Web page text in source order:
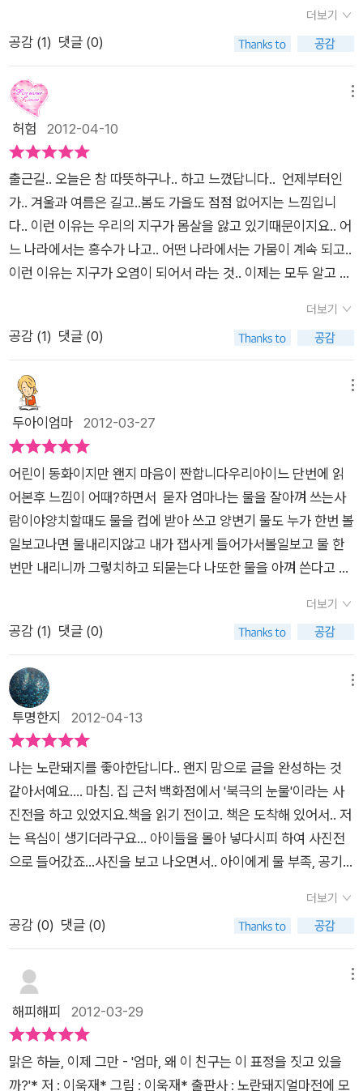
한 나라도 있는데, 세상 어딘가 물이 부족한 나라가 있단 말은 들
었는데, 막상 아이들 그림책으로 보고 나니 더욱 가슴이 먹먹해지
돗물의 물.우리가 물처럼 쓰듯 이라는 말처럼 쓰고 있는 이 물들
이 언제까지 이렇게 풍요로울 수 있을까요.사실 우리나라는 벌써
물 부족국가 대열에 들어섰다고 하는데 말입니다. 충격을 받은 맑
음이가 빗물을 모으려 합니다.일기를 쓰다 잠이 들었어요.내가 아
껴쓰는 만큼 아리안이 사는 동네에 비가 내리도록 해주세요맑은
하늘, 이제 그만 꼭 들어주세요. 정말 눈물이 나네요.아이와 함께
읽으며, 그래서 울 아들이 물 갖고 장난치고 그러면 안되는거야.
누구는 먹을 물도 없어서 세시간을 걸어다니며 기린 오줌으로 머
리를 식힌다잖니.하고 말을 해주었지만 아직 어린 42개월 아들
말이죠. 우리 아이가 조금만 조금만 더 크면 아리안의 이야기를
이해할 수 있겠지요?우리가 물 쓰듯. 물을 낭비하면 안된다는 것
을 말입니다.엄마인 저 역시 콸콸 수돗물을 틀고 설거지를 하고,
물을 틀고 손을 씻기에 반성이 되었네요.앞으론 좀더 지각있게 물
을 아껴 써야겠어요
싶어하는 메세지가 역시나 함축되어 있는 듯 합니다. 작가의 글을
보니, 어느날 TV 채널을 이리 저리 돌리다가, 아프리카의 물부족
되었답니다. 대단한 환경 운동가는 아니지만, 작가는 작은 실천들
을 통해 환경 사랑의 정신을 공유하고, 아프리카 대륙의 기아와
물부족 고통을 함께 나누기를 기대하고 있다고 하네요. 즉, '나비
니다. 책표지를 넘기면 제일 먼저 파란 하늘 그림이 나옵니다.
그리고 책장을 덮을 즈음, 그 파란 하늘에는 먹구름이 끼고 비가
주루룩 내립니다. <맑은 하늘, 이제 그만>을 읽은 독자라면, 오
히려 이런 먹구름에 미소를 띨지 모르겠습니다. 맑고 깨끗한 물이
간절한 수단의 8살 소녀 아리안이 이 비에 얼마나 함박 웃음 지을
지 상상될테니까요. 이욱재 작가님은 지구촌 환경 재앙 문제가
'남의 이야기, 먼나라 이야기'가 아니라 지구촌 모든 이들의 공통
과업임을 효과적인 이야기 장치로 보여줍니다. 바로 '물 펑펑나지
물값싸지, 물 아껴쓸 필요조차 못느끼게 풍요한 대한민국의 8살
아이 맑음이'와 '맑은 물을 구할 수 없어서 친한 친구가 병으로 저
세상에 가고, 마을의 우물을 차지하려 총칼로 유혈극벌이는 것을
목격해야 하는 수단의 8살 아이 아리안'의 이야기를 교차하는 장
치를 통해서입니다. 맑음이네 가족. 보물 1호 차를 번쩍번쩍 세차
하고 희열을 느끼는 아빠, 설겆이 수도물을 펑펑 틀어놓고 전화
수다 삼매경인 엄마, 양치질하는 내내 수도물을 콸콸 틀어 놓는
버릇이 있는 맑음이. 온 가족이 티비를 보는데 똑똑똑 수도꼭지에
미를 빼앗기고 싶지 않아 모두들 수도꼭지 잠그기를 나중으로 미
룹니다. 동시대 아프리카 수단에 사는 아리안은 학교에 가는 대신
아침마다 오빠와 왕복 3시간 거리의 물 웅덩이로 물을 뜨러 나갑
니다. 그나마 우리가 흔히 보는 맑은 수도물도 아닙니다. 코끼리
가, 기린이, 작은 짐승들이 지난 밤 나누어 마셨을 물, 이웃 마을
아이들과 터싸움을 해서 조금 얻어오는 흙탕물입니다. 이욱재 작
치, 장편 다큐멘터리를 본 듯 그림 몇장이 전하고 있는 이야기가
참으로 강렬하고도 서사적입니다. 예를 들어, 수단 아리안의 마을
정경을 묘사한 이 한 장의 그림을 보면, 물부족으로 인해 사람들
이 죽어나가고 서로 싸우는 모습에 쩍쩍 갈라져나가게 아픈 아리
안의 마음을 보는 듯 합니다. 7세 아들은 땅이 처참할 만치 가뭄
으로 갈라진 장면은 처음 보는지라, 제가 마른 지점토를 예를 들
어 설명을 해주어야 했습니다. 저는 다음의 두 페이지에서 이욱재
게 다가옵니다. 물을 길러 3시간 왕복 맨발로 걷던 아리안의 오
빠 다리안, 갑자기 땡볕 하늘에서 물줄기가 꼬마의 머리 위로 한
줄기 시원하게 쏟아집니다. '엇, 어디서 물이 났지?' 다음 장에서
그 의문은, 슬픈 끄덕거림으로 바뀝니다. 몇 시간 내 뙤약볕 아래
서 걷다가 일사병 걸릴 염려가 있는 상황에서 기린의 오줌은 큰
더보기
공감 (1) 댓글 (0)
허험 2012-04-10
출근길.. 오늘은 참 따뜻하구나.. 하고 느꼈답니다.. 언제부터인
가.. 겨울과 여름은 길고..봄도 가을도 점점 없어지는 느낌입니
다.. 이런 이유는 우리의 지구가 몸살을 앓고 있기때문이지요.. 어
느 나라에서는 홍수가 나고.. 어떤 나라에서는 가뭄이 계속 되고..
이런 이유는 지구가 오염이 되어서 라는 것.. 이제는 모두 알고 있
상현상은 더욱 심화 되고 있습니다..우리가 그토록 바라는 맑은
하늘을... 왜.. 그만 했으면 할까요? 너의 눈물을 가슴에 세길께..
입니다..아래의 열심히 양치질을 하고 있는 아이는 대한민국에 사
는 맑음이 이지요..맑음이는 깨끗하게 이를 잘 닦는 다고 칭찬을
많이 받는데요.. 어.. 그런데 물이 콸콸~ 맑음이의 엄마 아빠도 깨
것 같은 날씨에도 세차를 하며 콸콸~이런 것이 우리의 일상이 아
닌가 싶습니다.. 수도꼭지를 틀면 콸콸 나오는 물..그러니 중요한
것인줄 모르고 살고 있지요.. 허나.. 수단에 살고 있는 다리안은
오빠와 함께 매일 학교도 가지 못하고.. 3시간씩 걸리는물 웅덩
이로 물을 뜨러 가야 합니다.. 너무나 가슴아픈 일이지요..저에게
더 충격으로 다가 왔던 것은.. 물을 떠서 가는 중에 너무 뜨거워..
기린의 소변으로머리를 식히고 있는 장면이었답니다.. 이것이 아
우물을 차지하기 위해 이웃마을과전쟁이 난 것이지요.. 많은 사람
들이 희생되었어요.. 맑음이는 이제 물의 소중함을 느낍니다.. 우
리에게는 이렇게 넘치는 비가.. 수단에는오지 않는 다는 것... 맑
음이는 다리안을 위해 기도를 합니다.. 내가 아끼는 만큼.. 수단에
비를 오게 해 달라고..맑은 하늘은 이제 그만 주시라고 말이지요..
지구촌에는 물로 인해 분쟁이 일어 나고 있는 지역이 많이 있답니
다..자세히 보면.. 데부분 강이 있는 곳이네요.. 서로 물을 차지하
기 위한.. 독후 일기.. 써 보자~공주님 7세 인지라 독후 일기를
자주 쓰는 편은 아닙니다.. 허나.. 맑은 하늘 이제 그만은정말 마
동해 보았어요..가장 인상에 남았던 장면과 쓰고 싶은 내용을 간
단하게 쓰라고 했지요.. 공주님은 다리안과 오빠가 함께 물을 뜨
러 가는 것이 인상적이었다네요..다린안과 오빠를 그리고.. 맑음
이처럼 하나님께 기도글을 쓰셨어요..수단에 물비를 보내주세요.
진짜로 보내주세요. 라고 말이지요.. 물을 아껴써야 하는 것은..
단순히 사용료를 적게 내기 위해서 만은 아닙니다..물은 우리에게
니다..물이 없다면.. 사람은 며칠을 살 수 있을까요?지구가 병들
더보기
공감 (1) 댓글 (0)
두아이엄마 2012-03-27
어린이 동화이지만 왠지 마음이 짠합니다우리아이느 단번에 읽
어본후 느낌이 어때?하면서 묻자 엄마나는 물을 잘아껴 쓰는사
람이야양치할때도 물을 컵에 받아 쓰고 양변기 물도 누가 한번 볼
일보고나면 물내리지않고 내가 잽사게 들어가서볼일보고 물 한
번만 내리니까 그렇치하고 되묻는다 나또한 물을 아껴 쓴다고 자
에대한 이야기들이 많이 나와 읽어보는 사람들로 하여금 경각심
을 일깨워주기에 충분한 책인것 같다 책 표지에실린 아이의 슬프
도록 아픈 얼굴을 잊을수가 없다 책을 보면 모두 그런 마음이 같
을거라 생각한다 언제나 한가정에서 쉽게 이루어지고 있는 이야
기들로 우리집 가정이야기구나하고 읽다보면 뉘우침이라할까 물
의 소중함을 다시한번 생각하게한다 불과 10여년전에도 물을 사
물이였다 하지만 몇년 지나지않아 먹는 물의 가격 또한 대단하다
천차만별이지만 이름 있는 물은 정말이지 돈주고 꼭 사먹어야하
는가 생각도한다 이런생각은 몇년전만해도 상상할수 없었던 일
인데지금 우린 현실은 물부족 국가이다 곧 우리도 물때문에 전쟁
아닌 전쟁을 치루게 될지도 모른다 아들녀석 이책을 읽은후 물을
좀더 야껴쓰는 방법을 생각 해보고 빗물을 모아 아프리카 수단으
로 물을 보내는 방법을 생각하고 발명해보겠노라고 큰소리를 친
념대로 살다보면 아프리카수단에도 우리나라에도 이렇게 슬픈
일은 벌어지지 않을것 같다
더보기
공감 (1) 댓글 (0)
투명한지 2012-04-13
나는 노란돼지를 좋아한답니다.. 왠지 맘으로 글을 완성하는 것
같아서예요.... 마침. 집 근처 백화점에서 '북극의 눈물'이라는 사
진전을 하고 있었지요.책을 읽기 전이고. 책은 도착해 있어서.. 저
는 욕심이 생기더라구요... 아이들을 몰아 넣다시피 하여 사진전
으로 들어갔죠...사진을 보고 나오면서.. 아이에게 물 부족, 공기
는 동물, 그리고 아프리카의 부족들의 삶에 대해 이야기했지요.뭐
~ 그렇다고 유창한 이야기는 아니예요.시작은 사람들이 편하고
자 함부로 쓰고 있는 물, 쓰고 버리는 쓰레기로 물과 공기의 오염
의 시작으로 지구의 온난화, 멸종해 가는 동물, 사막화 되어가는
지구,, 부족한 물.. 이렇게 이야기가 이어지고 사진전도 그렇게 되
어 있었기 때문이예요..그렇지만 설명이 너무나 길었는지.. 아이
러 가는 소녀의 모습.... 그리고 집에 와서 책을 읽고. 아이에게 아
더보기
공감 (0) 댓글 (0)
해피해피 2012-03-29
맑은 하늘, 이제 그만 - '엄마, 왜 이 친구는 이 표정을 짓고 있을
까?'* 저 : 이욱재* 그림 : 이욱재* 출판사 : 노란돼지얼마전에 모